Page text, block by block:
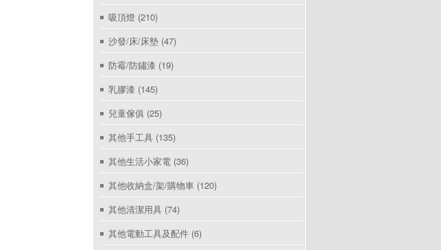
吸頂燈 (210)
沙發/床/床墊 (47)
防霉/防鏽漆 (19)
乳膠漆 (145)
兒童傢俱 (25)
其他手工具 (135)
其他生活小家電 (36)
其他收納盒/架/購物車 (120)
其他清潔用具 (74)
其他電動工具及配件 (6)